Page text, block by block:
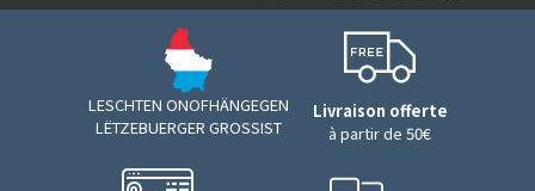
LESCHTEN ONOFHÄNGEGEN
LËTZEBUERGER GROSSIST
Livraison offerte
à partir de 50€